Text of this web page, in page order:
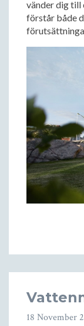
vänder dig till
förstår både
18 November